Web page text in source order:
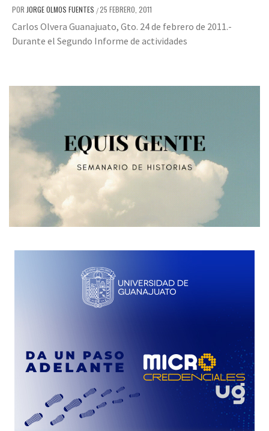
POR JORGE OLMOS FUENTES /25 FEBRERO, 2011
Carlos Olvera Guanajuato, Gto. 24 de febrero de 2011.-
Durante el Segundo Informe de actividades